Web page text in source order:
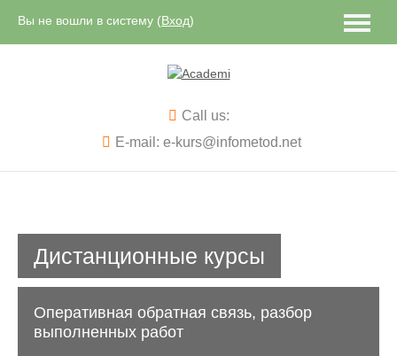
Вы не вошли в систему (Вход)
Call us:
E-mail: e-kurs@infometod.net
Дистанционные курсы
Оперативная обратная связь, разбор
выполненных работ